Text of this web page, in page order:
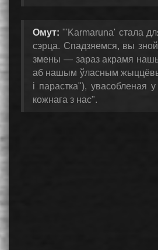
Омут: "'Karmaruna' стала
сэрца. Спадзяемся, вы
змены — зараз акрамя
аб нашым ўласным
і парастка"),
кожнага з нас".